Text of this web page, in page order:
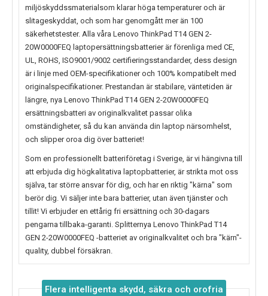
miljöskyddssmaterialsom klarar höga temperaturer och är
slitageskyddat, och som har genomgått mer än 100
säkerhetstester. Alla våra Lenovo ThinkPad T14 GEN 2-
20W0000FEQ laptopersättningsbatterier är förenliga med CE,
UL, ROHS, ISO9001/9002 certifieringsstandarder, dess design
är i linje med OEM-specifikationer och 100% kompatibelt med
originalspecifikationer. Prestandan är stabilare, väntetiden är
längre, nya Lenovo ThinkPad T14 GEN 2-20W0000FEQ
ersättningsbatteri av originalkvalitet passar olika
omständigheter, så du kan använda din laptop närsomhelst,
och slipper oroa dig över batteriet!
Som en professionellt batteriföretag i Sverige, är vi hängivna till
att erbjuda dig högkalitativa laptopbatterier, är strikta mot oss
själva, tar större ansvar för dig, och har en riktig "kärna" som
berör dig. Vi säljer inte bara batterier, utan även tjänster och
tillit! Vi erbjuder en ettårig fri ersättning och 30-dagars
pengarna tillbaka-garanti. Splitternya Lenovo ThinkPad T14
GEN 2-20W0000FEQ -batteriet av originalkvalitet och bra "kärn"-
quality, dubbel försäkran.
Flera intelligenta skydd, säkra och orofria